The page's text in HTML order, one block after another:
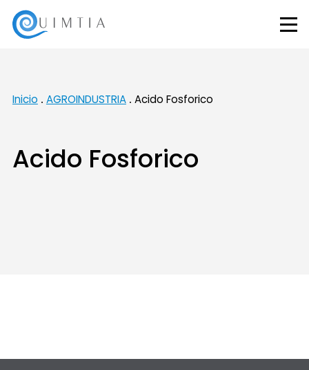
Inicio AGROINDUSTRIA Acido Fosforico
Acido Fosforico